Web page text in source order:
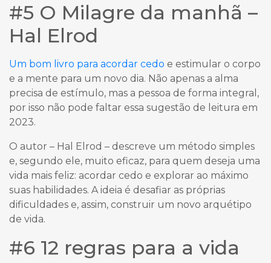
#5 O Milagre da manhã –
Hal Elrod
Um bom livro para acordar cedo e estimular o corpo
e a mente para um novo dia. Não apenas a alma
precisa de estímulo, mas a pessoa de forma integral,
por isso não pode faltar essa sugestão de leitura em
2023.
O autor – Hal Elrod – descreve um método simples
e, segundo ele, muito eficaz, para quem deseja uma
vida mais feliz: acordar cedo e explorar ao máximo
suas habilidades. A ideia é desafiar as próprias
dificuldades e, assim, construir um novo arquétipo
de vida.
#6 12 regras para a vida